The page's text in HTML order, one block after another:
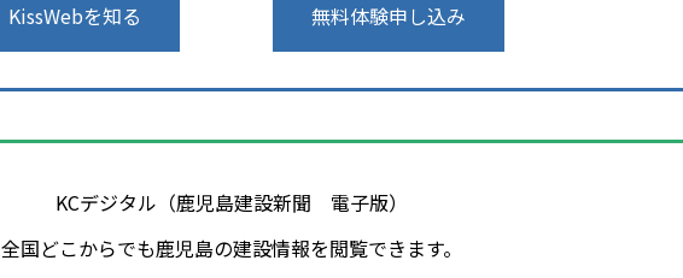
KissWebを知る 無料体験申し込み
KCデジタル（鹿児島建設新聞 電子版）
全国どこからでも鹿児島の建設情報を閲覧できます。